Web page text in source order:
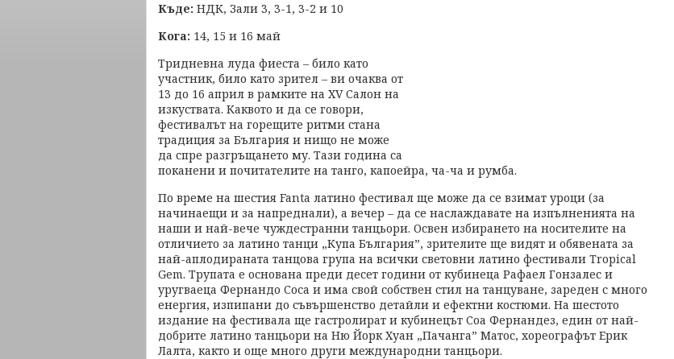
Къде: НДК, Зали 3, 3-1, 3-2 и 10
Кога: 14, 15 и 16 май
Тридневна луда фиеста – било като
участник, било като зрител – ви очаква от
13 до 16 април в рамките на ХV Салон на
изкуствата. Каквото и да се говори,
фестивалът на горещите ритми стана
традиция за България и нищо не може
да спре разгръщането му. Тази година са
поканени и почитателите на танго, капоейра, ча-ча и румба.
По време на шестия Fanta латино фестивал ще може да се взимат уроци (за
начинаещи и за напреднали), а вечер – да се наслаждавате на изпълненията на
наши и най-вече чуждестранни танцьори. Освен избирането на носителите на
отличието за латино танци „Купа България”, зрителите ще видят и обявената за
най-аплодираната танцова група на всички световни латино фестивали Tropical
Gem. Трупата е основана преди десет години от кубинеца Рафаел Гонзалес и
уругваеца Фернандо Соса и има свой собствен стил на танцуване, зареден с много
енергия, изпипани до съвършенство детайли и ефектни костюми. На шестото
издание на фестивала ще гастролират и кубинецът Соа Фернандез, един от най-
добрите латино танцьори на Ню Йорк Хуан „Пачанга” Матос, хореографът Ерик
Лалта, както и още много други международни танцьори.